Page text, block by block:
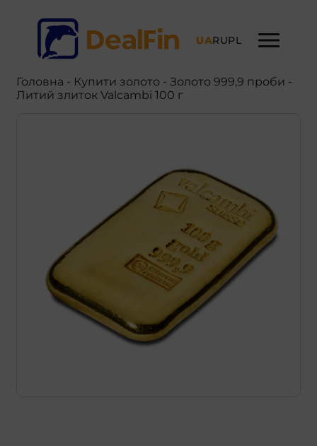
UARUPL
Головна - Купити золото - Золото 999,9 проби -
Литий злиток Valcambi 100 г